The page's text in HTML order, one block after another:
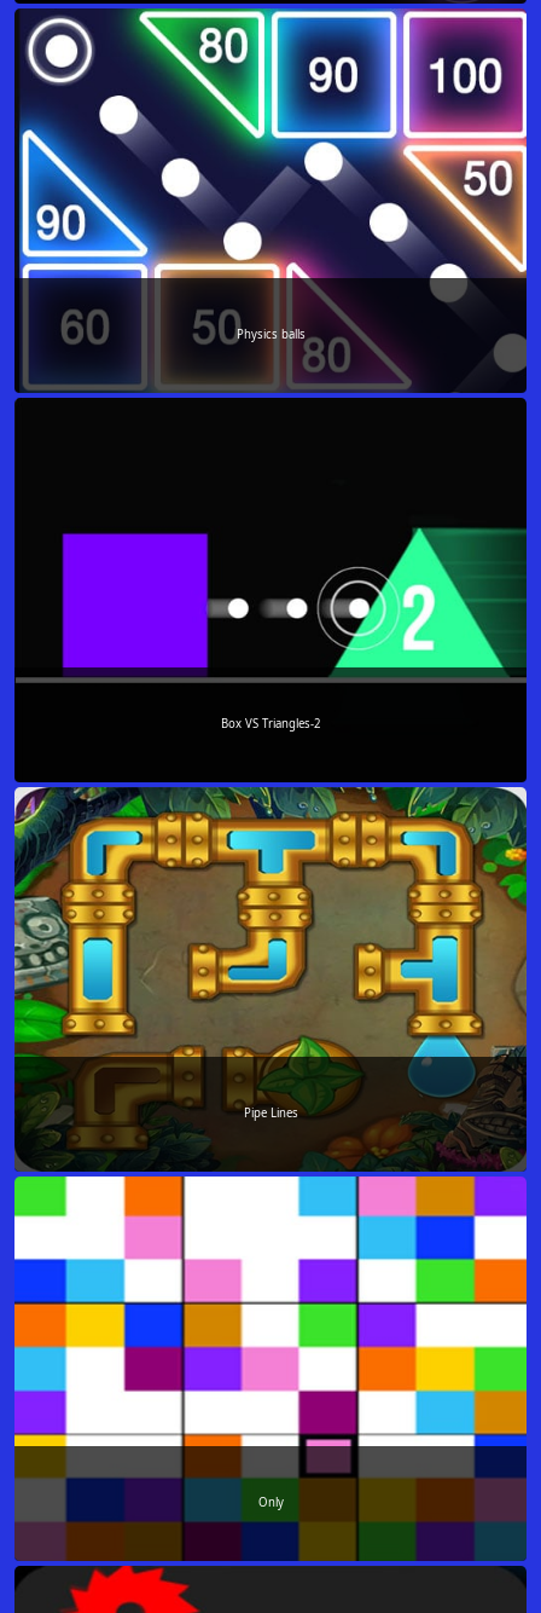
Physics balls
Box VS Triangles-2
Pipe Lines
Only